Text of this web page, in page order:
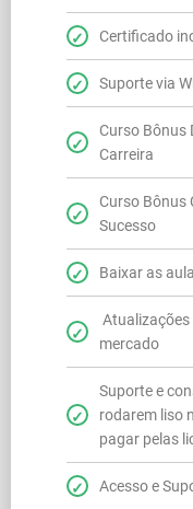
Certificado
Suporte via
Curso Bônus
Carreira
Curso Bônus
Sucesso
Baixar as
mercado
Suporte e
rodarem liso
pagar pelas
Acesso e